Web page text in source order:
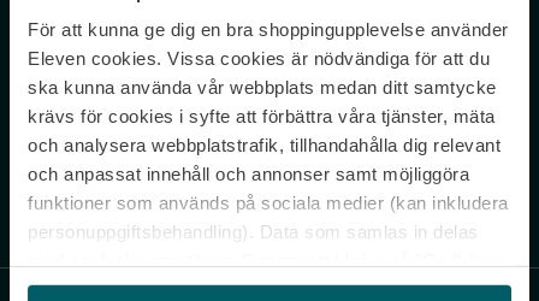
För att kunna ge dig en bra shoppingupplevelse använder
Eleven cookies. Vissa cookies är nödvändiga för att du
ska kunna använda vår webbplats medan ditt samtycke
krävs för cookies i syfte att förbättra våra tjänster, mäta
och analysera webbplatstrafik, tillhandahålla dig relevant
och anpassat innehåll och annonser samt möjliggöra
funktioner som används på sociala medier (kan inkludera
personuppgiftsbehandling). Data som samlas in delas
och gå vidare” accepterar du samtliga cookies medan du
Never miss a beat.
Sign up to our newsletter.
Genom att prenumerera accepterar du vår Integritetspolicy. Avprenumerera